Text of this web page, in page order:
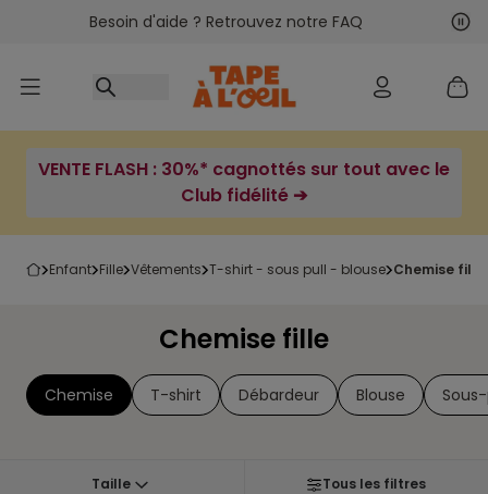
Accéder au contenu
Besoin d'aide ? Retrouvez notre FAQ
VENTE FLASH : 30%* cagnottés sur tout avec le
Club fidélité ➔
enfant fille vêtements t-shirt - sous pull - blouse chemise fille
Chemise fille
Chemise T-shirt Débardeur Blouse
Taille Tous les filtres